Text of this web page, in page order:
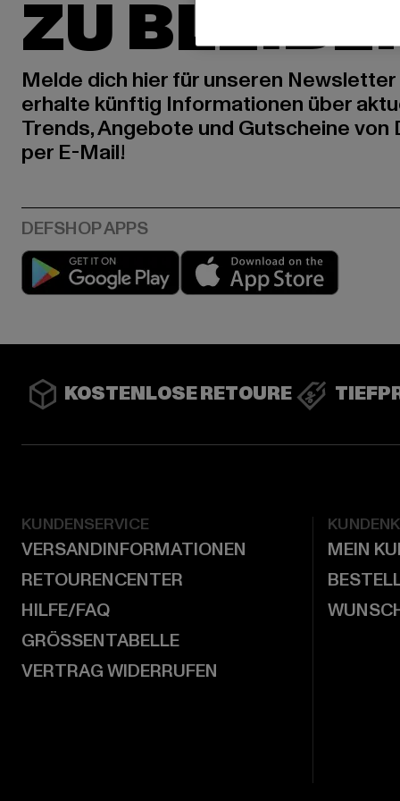
ZU
Melde dich hier für unseren Newsletter
erhalte künftig Informationen über
Trends, Angebote und Gutscheine von
per E-Mail!
Play market
KOSTENLOSE RETOURE
KUNDENSERVICE
VERSANDINFORMATIONEN
RETOURENCENTER
HILFE/FAQ
GRÖSSENTABELLE
VERTRAG WIDERRUFEN
MEIN